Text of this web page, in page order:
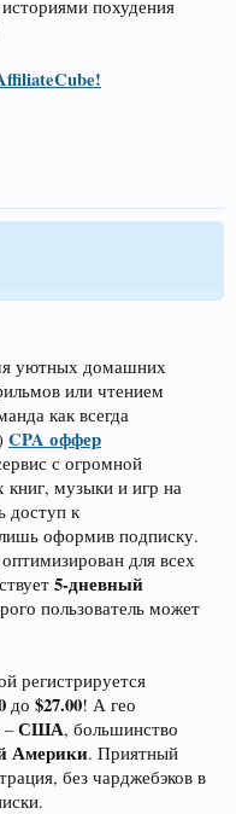
похудения
уютных домашних
или чтением
как всегда
CPA оффер
с огромной
книг, музыки и игр на
доступ к
оформив подписку.
для всех
5-дневный
пользователь может
регистрируется
до $27.00! А гео
–США, большинство
Америки. Приятный
без чарджебэков в